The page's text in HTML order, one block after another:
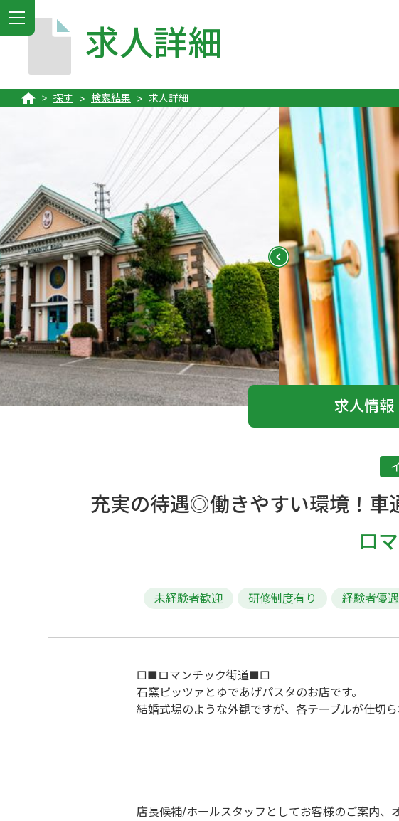
MENU
求人詳細
探す 検索結果 求人詳細
求人情報
充実の待遇◎働きやすい環境！車
ロ
未経験者歓迎 研修制度有り 経験者優遇
□■ロマンチック街道■□
石窯ピッツァとゆであげパスタのお店です。
結婚式場のような外観ですが、各テーブルが仕切
店長候補/ホールスタッフとしてお客様のご案内、